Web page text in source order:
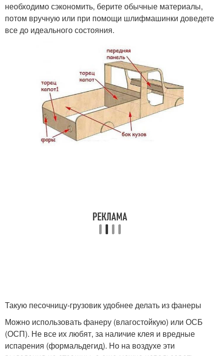
необходимо сэкономить, берите обычные материалы,
потом вручную или при помощи шлифмашинки доведете
все до идеального состояния.
Такую песочницу-грузовик удобнее делать из фанеры
Можно использовать фанеру (влагостойкую) или ОСБ
(ОСП). Не все их любят, за наличие клея и вредные
испарения (формальдегид). Но на воздухе эти